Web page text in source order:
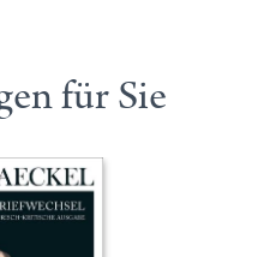
für Sie